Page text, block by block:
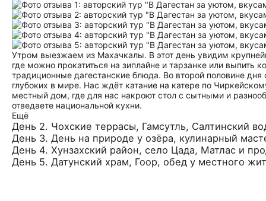
Утром выезжаем из Махачкалы. В этот день увидим
где можно прокатиться на зиплайне и тарзанке или выпить
традиционные дагестанские блюда. Во второй половине
глубоких в мире. Нас ждёт катание на катере по
местный дом, где для нас накроют стол с сытными и
отведаете национальной кухни.
Ещё
День 2. Чохские террасы, Гамсутль, Салтинский
День 3. День на природе у озёра, кулинарный
День 4. Хунзахский район, село Цада, Матлас и
День 5. Датунский храм, Гоор, обед у местного